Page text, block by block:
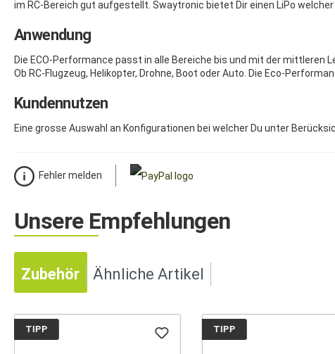
im RC-Bereich gut aufgestellt. Swaytronic bietet Dir einen LiPo
Anwendung
Die ECO-Performance passt in alle Bereiche bis und mit der mittleren
Ob RC-Flugzeug, Helikopter, Drohne, Boot oder Auto. Die Eco-
Kundennutzen
Eine grosse Auswahl an Konfigurationen bei welcher Du unter
Fehler melden
Unsere Empfehlungen
Zubehör Ähnliche Artikel
TIPP TIPP